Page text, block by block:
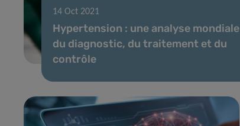
14 Oct 2021
Hypertension : une analyse mondiale
du diagnostic, du traitement et du
contrôle